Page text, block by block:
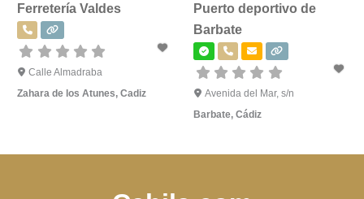
Ferretería Valdes
Calle Almadraba
Zahara de los Atunes, Cadiz
Puerto deportivo de
Barbate
Avenida del Mar, s/n
Barbate,Cádiz